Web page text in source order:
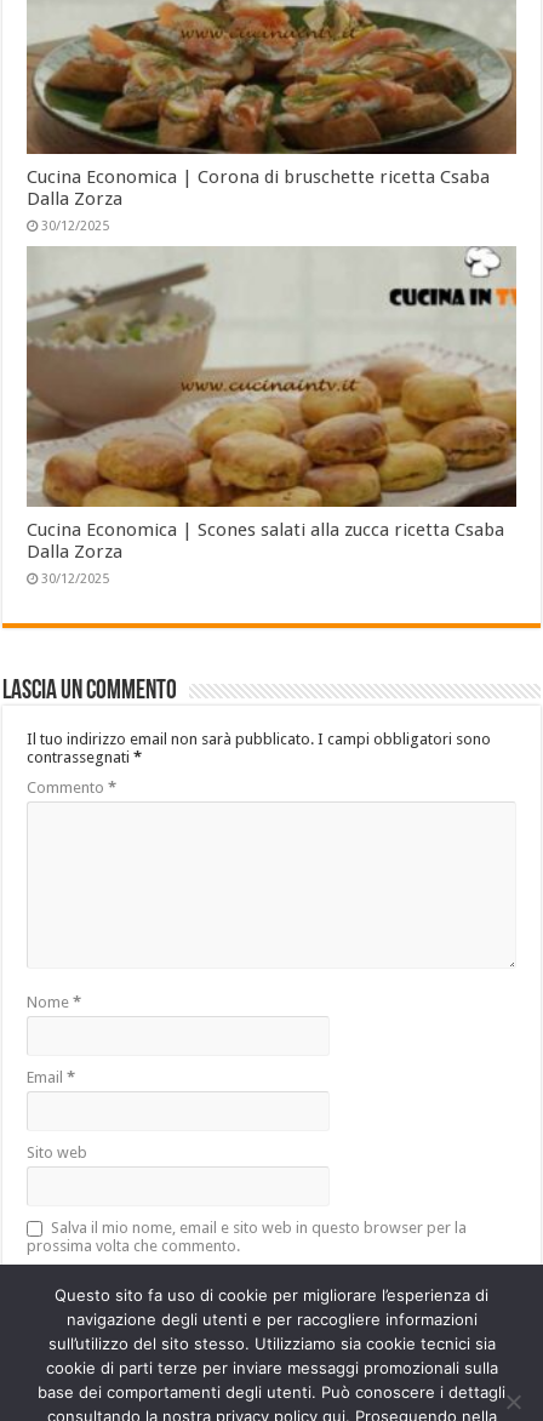
Cucina Economica | Corona di bruschette ricetta Csaba
Dalla Zorza
30/12/2025
Cucina Economica | Scones salati alla zucca ricetta Csaba
Dalla Zorza
30/12/2025
Lascia un commento
Il tuo indirizzo email non sarà pubblicato. I campi obbligatori sono
contrassegnati*
Commento*
Nome*
Email*
Sito web
Salva il mio nome, email e sito web in questo browser per la
prossima volta che commento.
Questo sito utilizza Akismet per ridurre lo spam.Scopri come vengono
elaborati i dati derivati dai commenti.
Questo sito fa uso di cookie per migliorare l’esperienza di
navigazione degli utenti e per raccogliere informazioni
sull’utilizzo del sito stesso. Utilizziamo sia cookie tecnici sia
cookie di parti terze per inviare messaggi promozionali sulla
base dei comportamenti degli utenti. Può conoscere i dettagli
consultando la nostra privacy policy qui. Proseguendo nella